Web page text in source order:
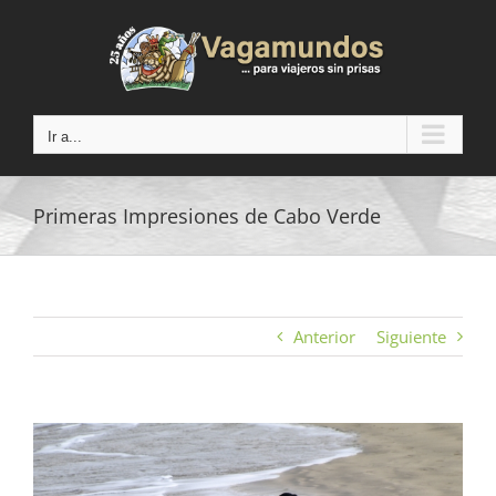
Ir a...
Primeras Impresiones de Cabo Verde
Anterior Siguiente
Ver
imagen
más